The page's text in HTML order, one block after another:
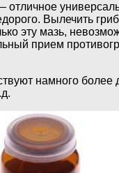
Вылечить
эту мазь,
прием
намного более